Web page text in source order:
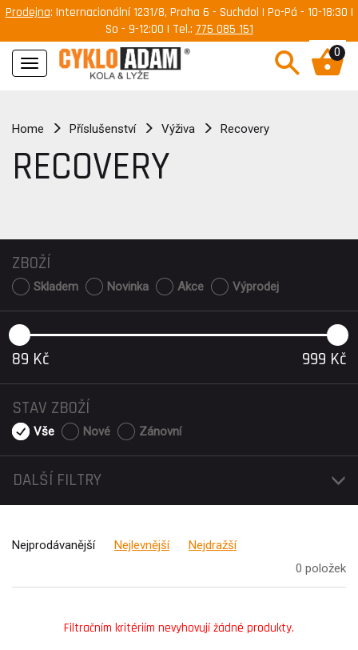
Prodejna: Internacionální 1231/8, Praha 6 - Suchdol | Po-Pá - 10-18:30 |
So - 9-12:00 | Tel.: 775 085 151
Navigace
0
Home Příslušenství Výživa Recovery
RECOVERY
ZBOŽÍ
Skladem Novinka Akce Výprodej
89 Kč 999 Kč
STAV ZBOŽÍ
Vše Nové Zánovní
DALŠÍ FILTRY
Nejprodávanější Nejlevnější
Nejdražší
0 položek
Filtračním kritériím nevyhovují žádné produkty.